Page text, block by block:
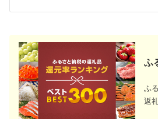
出典：ふるさとチョイ
田舎そば打ち体験(体
験交流型メニュー)( 体
験 田舎 自然 松浦市
そば そば打ち )【D3-
5.0
寄付金額:33,000
出典：ふるなび
【小田原市】JTBふる
さと旅行クーポン
（150,000円分）有効
期間3年（Eメール発
行）｜予約 宿泊 観光
体験 温泉 ホテル 旅館
チケット 子供 子連れ
カップル 家族 店頭 オ
ンライン ネット 電話
5.0
寄付金額: 500,000円
体験
ふ
ふ
返